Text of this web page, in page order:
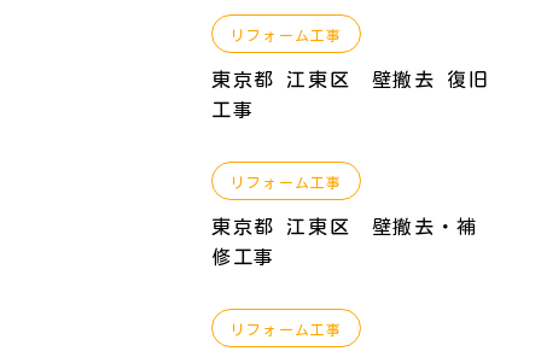
リフォーム工事
東京都 江東区 壁撤去 復旧
工事
リフォーム工事
東京都 江東区 壁撤去・補
修工事
リフォーム工事